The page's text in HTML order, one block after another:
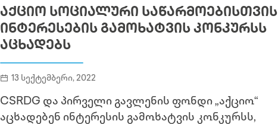
ᲐᲥᲪᲘᲝ ᲡᲝᲪᲘᲐᲚᲣᲠᲘ ᲡᲐᲬᲐᲠᲛᲝᲔᲑᲘᲡᲗᲕᲘᲡ
ᲘᲜᲢᲔᲠᲔᲡᲔᲑᲘᲡ ᲒᲐᲛᲝᲮᲐᲢᲕᲘᲡ ᲙᲝᲜᲙᲣᲠᲡᲡ
ᲐᲪᲮᲐᲓᲔᲑᲡ
13 სექტემბერი, 2022
CSRDG და პირველი გავლენის ფონდი „აქციო“
აცხადებენ ინტერესის გამოხატვის კონკურსს,